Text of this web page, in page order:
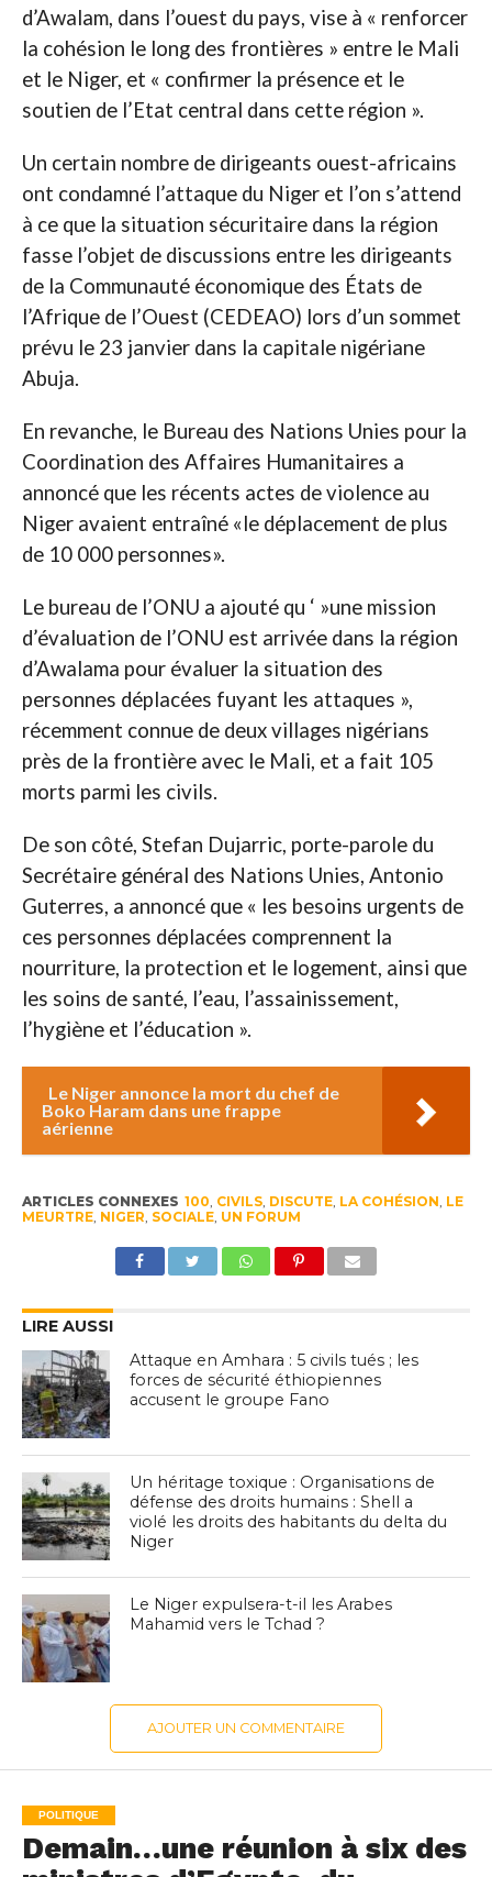
d’Awalam, dans l’ouest du pays, vise à « renforcer
la cohésion le long des frontières » entre le Mali
et le Niger, et « confirmer la présence et le
soutien de l’Etat central dans cette région ».
Un certain nombre de dirigeants ouest-africains
ont condamné l’attaque du Niger et l’on s’attend
à ce que la situation sécuritaire dans la région
fasse l’objet de discussions entre les dirigeants
de la Communauté économique des États de
l’Afrique de l’Ouest (CEDEAO) lors d’un sommet
prévu le 23 janvier dans la capitale nigériane
Abuja.
En revanche, le Bureau des Nations Unies pour la
Coordination des Affaires Humanitaires a
annoncé que les récents actes de violence au
Niger avaient entraîné «le déplacement de plus
de 10 000 personnes».
Le bureau de l’ONU a ajouté qu ‘ »une mission
d’évaluation de l’ONU est arrivée dans la région
d’Awalama pour évaluer la situation des
personnes déplacées fuyant les attaques »,
récemment connue de deux villages nigérians
près de la frontière avec le Mali, et a fait 105
morts parmi les civils.
De son côté, Stefan Dujarric, porte-parole du
Secrétaire général des Nations Unies, Antonio
Guterres, a annoncé que « les besoins urgents de
ces personnes déplacées comprennent la
nourriture, la protection et le logement, ainsi que
les soins de santé, l’eau, l’assainissement,
l’hygiène et l’éducation ».
Le Niger annonce la mort du chef de
Boko Haram dans une frappe
aérienne
ARTICLES CONNEXES 100 CIVILS, DISCUTE, LA COHÉSION LE
MEURTRE, NIGER SOCIALE, UN FORUM
LIRE AUSSI
Attaque en Amhara : 5 civils tués ; les
forces de sécurité éthiopiennes
accusent le groupe Fano
Un héritage toxique : Organisations de
défense des droits humains : Shell a
violé les droits des habitants du delta du
Niger
Le Niger expulsera-t-il les Arabes
Mahamid vers le Tchad ?
AJOUTER UN COMMENTAIRE
POLITIQUE
Demain…une réunion à six des